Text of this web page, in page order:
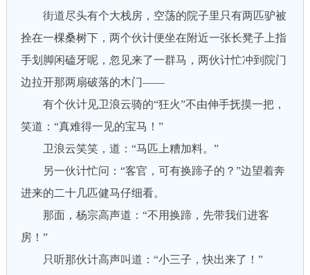
街道尽头有个大栈房，空荡的院子里只有两匹驴被
拴在一棵桑树下，两个伙计便坐在附近一张长凳子上指
手划脚闲磕牙呢，忽见来了一群马，两伙计忙冲到院门
边拉开那两扇破落的木门——
有个伙计见卫浪云骑的“狂火”不由伸手抚摸一把，
笑道：“真难得一见的宝马！”
卫浪云笑笑，道：“马匹上糟加料。”
另一伙计忙问：“客官，可有换蹄子的？”边望着奔
进来的二十几匹健马仔细看。
那面，杨宗高声道：“不用换蹄，先带我们进客
房！”
只听那伙计高声叫道：“小三子，快出来了！”